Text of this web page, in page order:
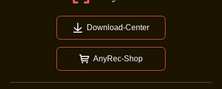
Download-Center
AnyRec-Shop